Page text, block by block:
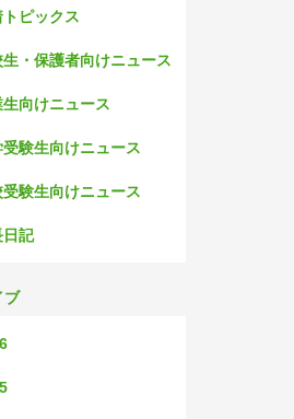
トピックス
・保護者向けニュース
向けニュース
験生向けニュース
験生向けニュース
日記
ブ